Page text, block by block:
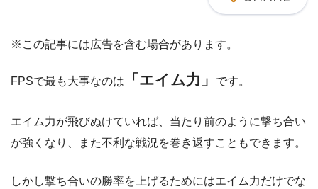
※この記事には広告を含む場合があります。
FPSで最も大事なのは 「エイム力」 です。
エイム力が飛びぬけていれば、当たり前のように撃ち合い
が強くなり、また不利な戦況を巻き返すこともできます。
しかし撃ち合いの勝率を上げるためにはエイム力だけでな